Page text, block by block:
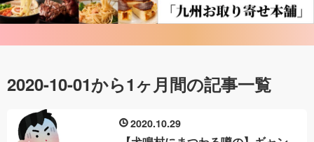
2020-10-01から1ヶ月間の記事一覧
2020 10 29